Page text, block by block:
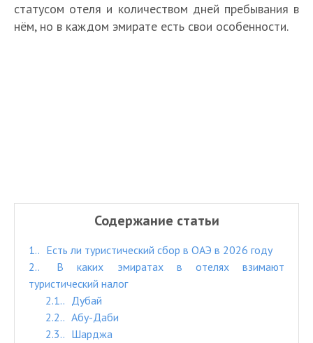
статусом отеля и количеством дней пребывания в
нём, но в каждом эмирате есть свои особенности.
Содержание статьи
1.
Есть ли туристический сбор в ОАЭ в 2026 году
2.
В каких эмиратах в отелях взимают
туристический налог
2.1.
Дубай
2.2.
Абу-Даби
2.3.
Шарджа